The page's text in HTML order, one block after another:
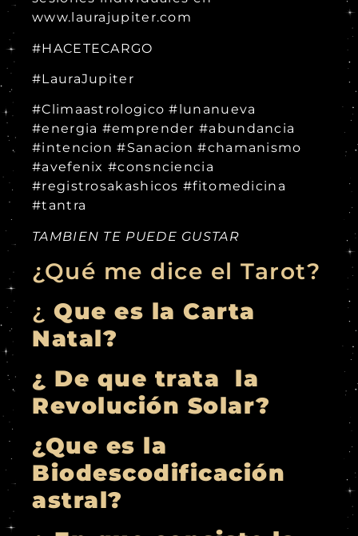
www.laurajupiter.com
#HACETECARGO
#LauraJupiter
#Climaastrologico #lunanueva
#energia #emprender #abundancia
#intencion #Sanacion #chamanismo
#avefenix #consnciencia
#registrosakashicos #fitomedicina
#tantra
TAMBIEN TE PUEDE GUSTAR
¿Qué me dice el Tarot?
¿ Que es la Carta
Natal?
¿ De que trata la
Revolución Solar?
¿Que es la
Biodescodificación
astral?